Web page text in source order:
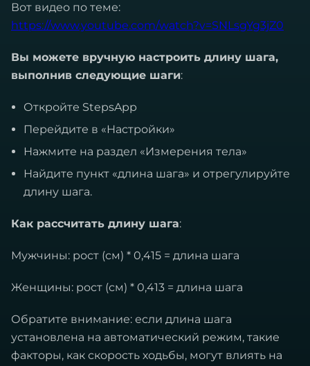
Вот видео по теме:
https://www.youtube.com/watch?v=SNLsgYg3jZ0
Вы можете вручную настроить длину шага,
выполнив следующие шаги:
Откройте StepsApp
Перейдите в «Настройки»
Нажмите на раздел «Измерения тела»
Найдите пункт «длина шага» и отрегулируйте
длину шага.
Как рассчитать длину шага:
Мужчины: рост (см) * 0,415 = длина шага
Женщины: рост (см) * 0,413 = длина шага
Обратите внимание: если длина шага
установлена на автоматический режим, такие
факторы, как скорость ходьбы, могут влиять на